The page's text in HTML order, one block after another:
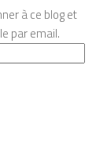
à ce blog et
par email.